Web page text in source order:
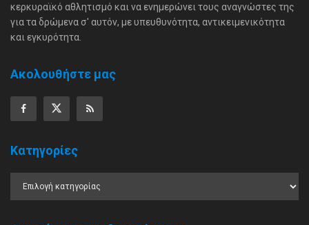
κερκυραϊκό αθλητισμό και να ενημερώνει τους αναγνώστες της
για τα δρώμενα σ' αυτόν, με υπευθυνότητα, αντικειμενικότητα
και εγκυρότητα.
Ακολουθήστε μας
Κατηγορίες